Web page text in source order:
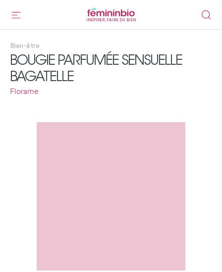
INSPIRER, FAIRE DU BIEN
Bien-être
BOUGIE PARFUMÉE SENSUELLE
BAGATELLE
Florame